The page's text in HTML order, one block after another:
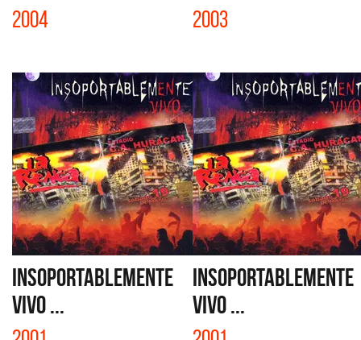
2004 2003
INSOPORTABLEMENTE
VIVO ...
INSOPORTABLEMENTE
VIVO ...